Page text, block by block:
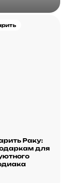
Раку:
для